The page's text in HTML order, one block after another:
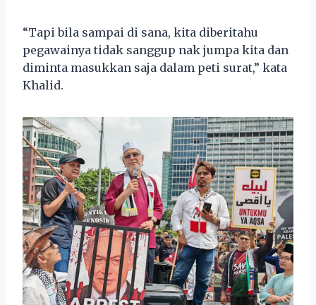
“Tapi bila sampai di sana, kita diberitahu
pegawainya tidak sanggup nak jumpa kita dan
diminta masukkan saja dalam peti surat,” kata
Khalid.